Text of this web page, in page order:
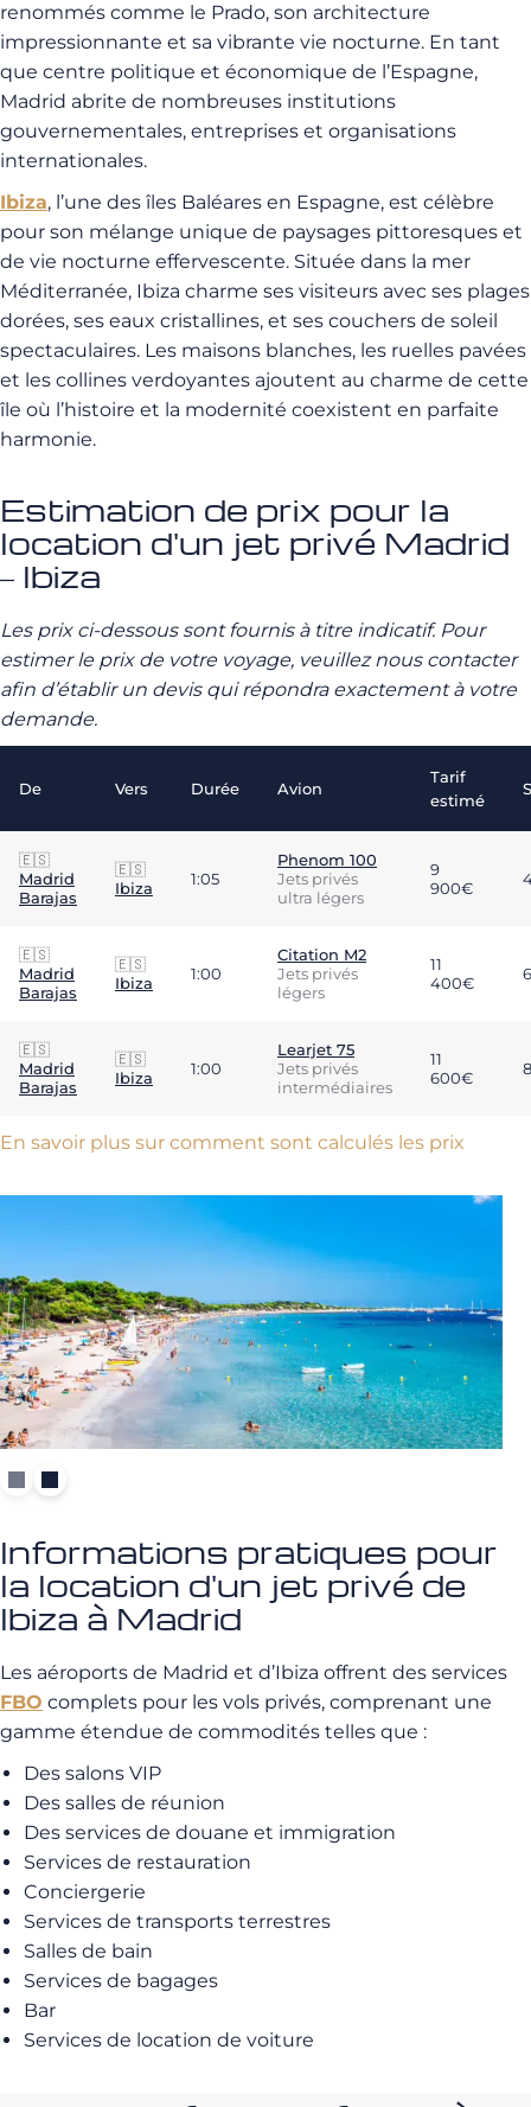
renommés comme le Prado, son architecture
impressionnante et sa vibrante vie nocturne. En tant
que centre politique et économique de l’Espagne,
Madrid abrite de nombreuses institutions
gouvernementales, entreprises et organisations
internationales.
Ibiza, l’une des îles Baléares en Espagne, est célèbre
pour son mélange unique de paysages pittoresques et
de vie nocturne effervescente. Située dans la mer
Méditerranée, Ibiza charme ses visiteurs avec ses plages
dorées, ses eaux cristallines, et ses couchers de soleil
spectaculaires. Les maisons blanches, les ruelles pavées
et les collines verdoyantes ajoutent au charme de cette
île où l’histoire et la modernité coexistent en parfaite
harmonie.
Estimation de prix pour la
location d'un jet privé Madrid
– Ibiza
Les prix ci-dessous sont fournis à titre indicatif. Pour
estimer le prix de votre voyage, veuillez nous contacter
afin d’établir un devis qui répondra exactement à votre
demande.
De Vers Durée Avion
Tarif
estimé
🇪🇸
Madrid
Barajas
🇪🇸
Ibiza
1:05
Phenom 100
Jets privés
ultra légers
9
900€
🇪🇸
Madrid
Barajas
🇪🇸
Ibiza
1:00
Citation M2
Jets privés
légers
11
400€
6
🇪🇸
Madrid
Barajas
🇪🇸
Ibiza
1:00
Learjet 75
Jets privés
intermédiaires
11
600€
8
En savoir plus sur comment sont calculés les prix
Informations pratiques pour
la location d'un jet privé de
Ibiza à Madrid
Les aéroports de Madrid et d’Ibiza offrent des services
FBO complets pour les vols privés, comprenant une
gamme étendue de commodités telles que :
Des salons VIP
Des salles de réunion
Des services de douane et immigration
Services de restauration
Conciergerie
Services de transports terrestres
Salles de bain
Services de bagages
Bar
Services de location de voiture